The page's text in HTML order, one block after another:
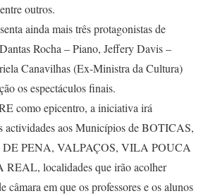
outros.
ainda mais três protagonistas de
Rocha – Piano, Jeffery Davis –
Canavilhas (Ex-Ministra da Cultura)
os espectáculos finais.
como epicentro, a iniciativa irá
actividades aos Municípios de BOTICAS,
PENA, VALPAÇOS, VILA POUCA
localidades que irão acolher
câmara em que os professores e os alunos